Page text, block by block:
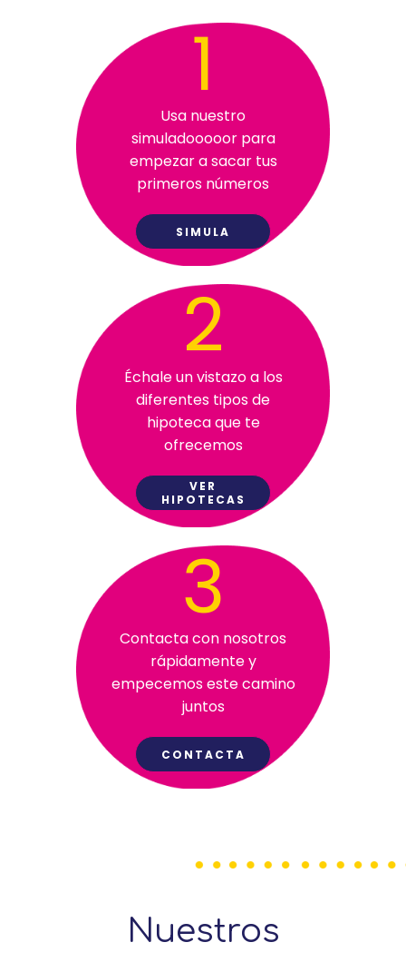
1
Usa nuestro
simuladooooor para
empezar a sacar tus
primeros números
SIMULA
2
Échale un vistazo a los
diferentes tipos de
hipoteca que te
ofrecemos
VER
HIPOTECAS
3
Contacta con nosotros
rápidamente y
empecemos este camino
juntos
CONTACTA
Nuestros